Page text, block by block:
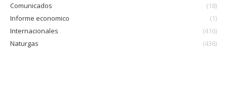
Comunicados
(18)
Informe economico
(1)
Internacionales
(416)
Naturgas
(436)